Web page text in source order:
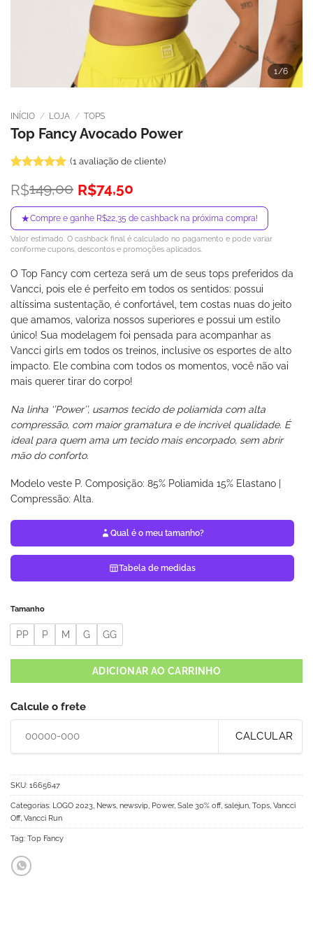
1 /6
INÍCIO / LOJA / TOPS
Top Fancy Avocado Power
como5de
5, com
baseado em
avaliação
de cliente
(1 avaliação de cliente)
R$149,00
O
preço
original
era:
R$149,00.
R$74,50
O
preço
atual
é:
R$74,50.
★Compre e ganhe R$22,35 de cashback na próxima compra!
Valor estimado. O cashback final é calculado no pagamento e pode variar
conforme cupons, descontos e promoções aplicados.
O Top Fancy com certeza será um de seus tops preferidos da
Vancci, pois ele é perfeito em todos os sentidos: possui
altíssima sustentação, é confortável, tem costas nuas do jeito
que amamos, valoriza nossos superiores e possui um estilo
único! Sua modelagem foi pensada para acompanhar as
Vancci girls em todos os treinos, inclusive os esportes de alto
impacto. Ele combina com todos os momentos, você não vai
mais querer tirar do corpo!
Na linha ‘’Power’’, usamos tecido de poliamida com alta
compressão, com maior gramatura e de incrível qualidade. É
ideal para quem ama um tecido mais encorpado, sem abrir
mão do conforto.
Modelo veste P. Composição: 85% Poliamida 15% Elastano |
Compressão: Alta.
Qual é o meu tamanho?
Tabela de medidas
Tamanho
PP P M G GG
ADICIONAR AO CARRINHO
Calcule o frete
CALCULAR
SKU: 1665647
Categorias: LOGO 2023, News, newsvip, Power, Sale 30% off, salejun, Tops, Vancci
Off, Vancci Run
Tag: Top Fancy